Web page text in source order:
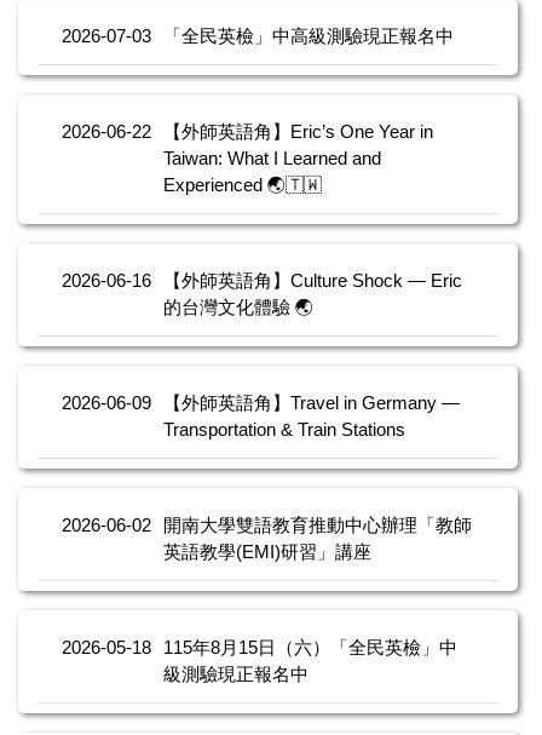
2026-07-03 「全民英檢」中高級測驗現正報名中
2026-06-22
【外師英語角】Eric’s One Year in
Taiwan: What I Learned and
Experienced 🌏🇹🇼
2026-06-16
【外師英語角】Culture Shock — Eric
的台灣文化體驗 🌏
2026-06-09
【外師英語角】Travel in Germany —
Transportation & Train Stations
2026-06-02
開南大學雙語教育推動中心辦理「教師
英語教學(EMI)研習」講座
2026-05-18
115年8月15日（六）「全民英檢」中
級測驗現正報名中